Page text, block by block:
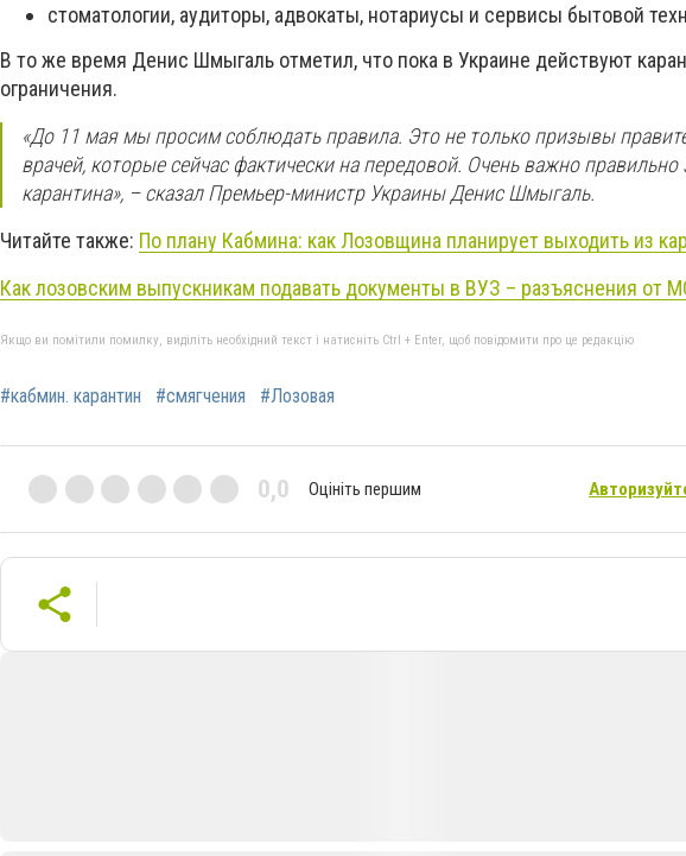
стоматологии, аудиторы, адвокаты, нотариусы и сервисы бытовой
В то же время Денис Шмыгаль отметил, что пока в Украине действуют
ограничения.
«До 11 мая мы просим соблюдать правила. Это не только призывы
врачей, которые сейчас фактически на передовой. Очень важно правильно
карантина», – сказал Премьер-министр Украины Денис Шмыгаль.
Читайте также: По плану Кабмина: как Лозовщина планирует выходить из
Как лозовским выпускникам подавать документы в ВУЗ – разъяснения от
Якщо ви помітили помилку, виділіть необхідний текст і натисніть Ctrl + Enter, щоб повідомити про це редакцію
#кабмин. карантин #смягчения #Лозовая
0,0 Оцініть першим